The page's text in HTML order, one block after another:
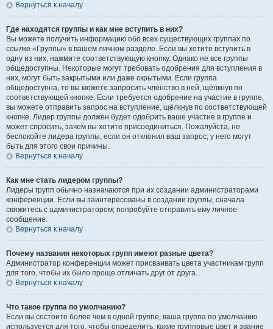
Вернуться к началу
Где находятся группы и как мне вступить в них?
Вы можете получить информацию обо всех существующих группах по
ссылке «Группы» в вашем личном разделе. Если вы хотите вступить в
одну из них, нажмите соответствующую кнопку. Однако не все группы
общедоступны. Некоторые могут требовать одобрения для вступления в
них, могут быть закрытыми или даже скрытыми. Если группа
общедоступна, то вы можете запросить членство в ней, щёлкнув по
соответствующей кнопке. Если требуется одобрение на участие в группе,
вы можете отправить запрос на вступление, щёлкнув по соответствующей
кнопке. Лидер группы должен будет одобрить ваше участие в группе и
может спросить, зачем вы хотите присоединиться. Пожалуйста, не
беспокойте лидера группы, если он отклонил ваш запрос; у него могут
быть для этого свои причины.
Вернуться к началу
Как мне стать лидером группы?
Лидеры групп обычно назначаются при их создании администраторами
конференции. Если вы заинтересованы в создании группы, сначала
свяжитесь с администратором; попробуйте отправить ему личное
сообщение.
Вернуться к началу
Почему названия некоторых групп имеют разные цвета?
Администратор конференции может присваивать цвета участникам групп
для того, чтобы их было проще отличать друг от друга.
Вернуться к началу
Что такое группа по умолчанию?
Если вы состоите более чем в одной группе, ваша группа по умолчанию
используется для того, чтобы определить, какие групповые цвет и звание